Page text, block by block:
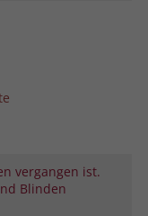
vergangen ist.
Blinden